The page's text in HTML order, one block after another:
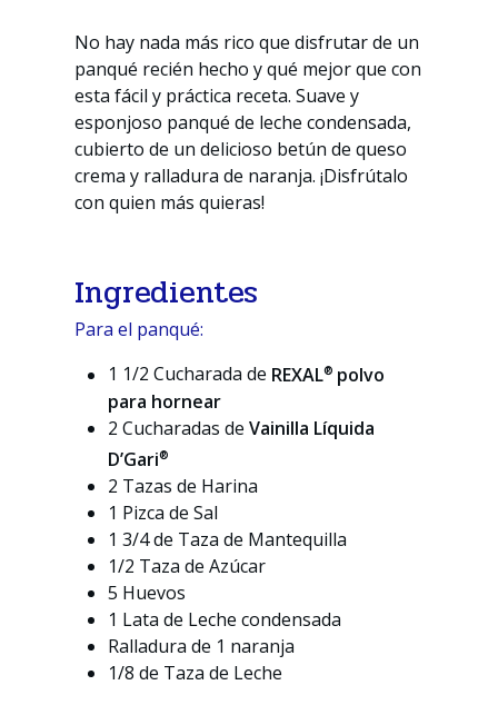
No hay nada más rico que disfrutar de un
panqué recién hecho y qué mejor que con
esta fácil y práctica receta. Suave y
esponjoso panqué de leche condensada,
cubierto de un delicioso betún de queso
crema y ralladura de naranja. ¡Disfrútalo
con quien más quieras!
Ingredientes
Para el panqué:
1 1/2 Cucharada de REXAL® polvo
para hornear
2 Cucharadas deVainilla Líquida
D’Gari®
2 Tazas de Harina
1 Pizca de Sal
1 3/4 de Taza de Mantequilla
1/2 Taza de Azúcar
5 Huevos
1 Lata de Leche condensada
Ralladura de 1 naranja
1/8 de Taza de Leche